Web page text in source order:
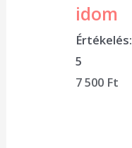
idom
Értékelés:
5
7 500 Ft